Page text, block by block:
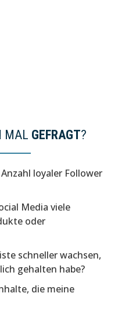
MAL GEFRAGT?
loyaler Follower
Media viele
oder
schneller wachsen,
gehalten habe?
die meine